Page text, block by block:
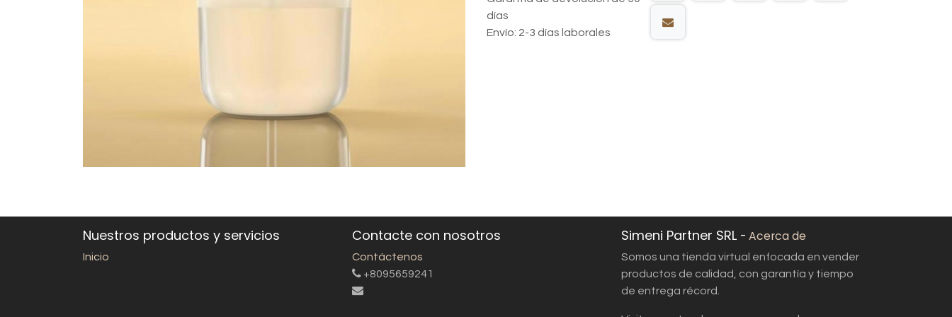
días
Envío: 2-3 días laborales
Nuestros productos y servicios
Inicio
Contacte con nosotros
Contáctenos
+8095659241
Simeni Partner SRL - Acerca de
Somos una tienda virtual enfocada en vender
productos de calidad, con garantía y tiempo
de entrega récord.